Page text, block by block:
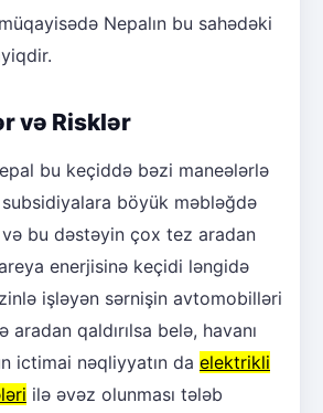
Nepalın bu sahədəki
və Risklər
bu keçiddə bəzi maneələrlə
böyük məbləğdə
bu dəstəyin çox tez aradan
enerjisinə keçidi ləngidə
işləyən sərnişin avtomobilləri
aradan qaldırılsa belə, havanı
ictimai nəqliyyatın da elektrikli
ilə əvəz olunması tələb